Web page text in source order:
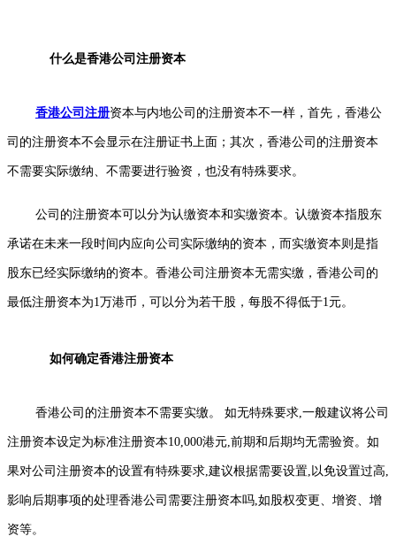
什么是香港公司注册资本
香港公司注册资本与内地公司的注册资本不一样，首先，香港公
司的注册资本不会显示在注册证书上面；其次，香港公司的注册资本
不需要实际缴纳、不需要进行验资，也没有特殊要求。
公司的注册资本可以分为认缴资本和实缴资本。认缴资本指股东
承诺在未来一段时间内应向公司实际缴纳的资本，而实缴资本则是指
股东已经实际缴纳的资本。香港公司注册资本无需实缴，香港公司的
最低注册资本为1万港币，可以分为若干股，每股不得低于1元。
如何确定香港注册资本
香港公司的注册资本不需要实缴。 如无特殊要求,一般建议将公司
注册资本设定为标准注册资本10,000港元,前期和后期均无需验资。如
果对公司注册资本的设置有特殊要求,建议根据需要设置,以免设置过高,
影响后期事项的处理香港公司需要注册资本吗,如股权变更、增资、增
资等。